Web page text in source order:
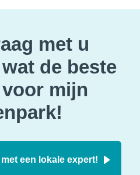
met u
de beste
mijn
een lokale expert!